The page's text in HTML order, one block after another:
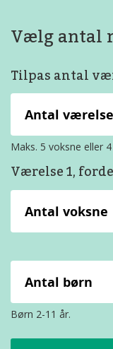
Vælg antal
Tilpas antal
Antal
Maks. 5 voksne eller
Værelse 1,
Antal voksne
Antal børn
Børn 2-11 år.